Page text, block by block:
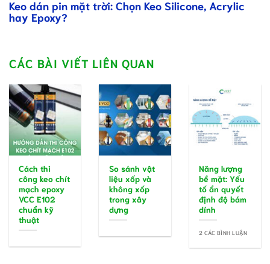
Keo dán pin mặt trời: Chọn Keo Silicone, Acrylic
hay Epoxy?
CÁC BÀI VIẾT LIÊN QUAN
Cách thi
công keo chít
mạch epoxy
VCC E102
chuẩn kỹ
thuật
So sánh vật
liệu xốp và
không xốp
trong xây
dựng
Năng lượng
bề mặt: Yếu
tố ẩn quyết
định độ bám
dính
2 CÁC BÌNH LUẬN